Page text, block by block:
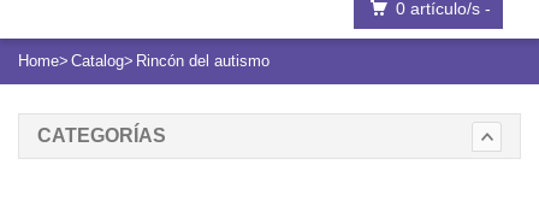
0 artículo/s -
Home Catalog Rincón del autismo
CATEGORÍAS